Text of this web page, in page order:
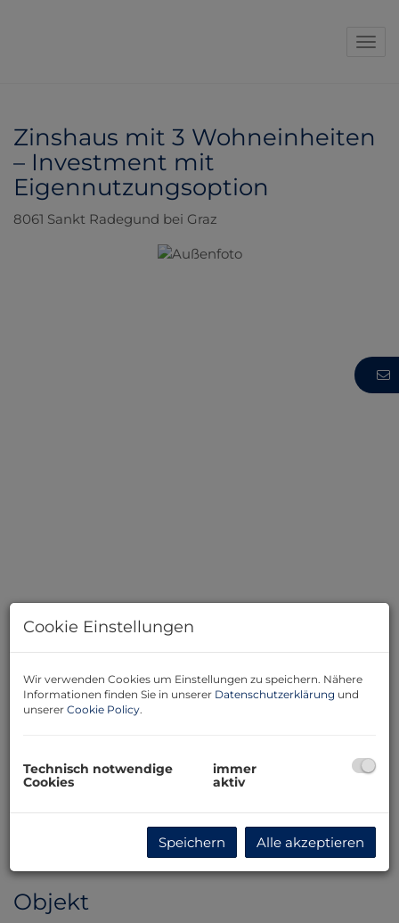
Zinshaus mit 3 Wohneinheiten
– Investment mit
Eigennutzungsoption
8061 Sankt Radegund bei Graz
Außenfoto
In ruhiger Lage in St. Radegund befindet sich dieses
umfassend sanierte Zinshaus mit drei vermieteten
Investoren sowie für Käufer, die eine Einheit selbst
nutzen und gleichzeitig von laufenden Mieteinnahmen
profitieren möchten.
Objekt
Cookie Einstellungen
Wir verwenden Cookies um Einstellungen zu speichern. Nähere
Informationen finden Sie in unserer Datenschutzerklärung und
unserer Cookie Policy.
Technisch notwendige
Cookies
immer
aktiv
Speichern Alle akzeptieren